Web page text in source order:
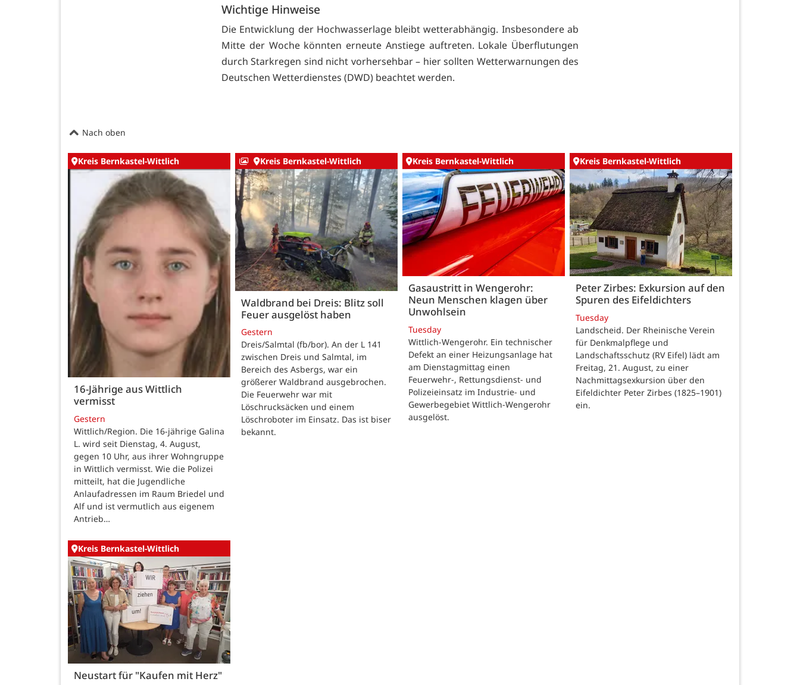
Wichtige Hinweise
Die Entwicklung der Hochwasserlage bleibt wetterabhängig. Insbesondere ab
Mitte der Woche könnten erneute Anstiege auftreten. Lokale Überflutungen
durch Starkregen sind nicht vorhersehbar – hier sollten Wetterwarnungen des
Deutschen Wetterdienstes (DWD) beachtet werden.
Nach oben
Kreis Bernkastel-Wittlich
16-Jährige aus Wittlich
vermisst
Gestern
Wittlich/Region. Die 16-jährige Galina
L. wird seit Dienstag, 4. August,
gegen 10 Uhr, aus ihrer Wohngruppe
in Wittlich vermisst. Wie die Polizei
mitteilt, hat die Jugendliche
Anlaufadressen im Raum Briedel und
Alf und ist vermutlich aus eigenem
Antrieb…
Kreis Bernkastel-Wittlich
Waldbrand bei Dreis: Blitz soll
Feuer ausgelöst haben
Gestern
Dreis/Salmtal (fb/bor). An der L 141
zwischen Dreis und Salmtal, im
Bereich des Asbergs, war ein
größerer Waldbrand ausgebrochen.
Die Feuerwehr war mit
Löschrucksäcken und einem
Löschroboter im Einsatz. Das ist biser
bekannt.
Kreis Bernkastel-Wittlich
Gasaustritt in Wengerohr:
Neun Menschen klagen über
Unwohlsein
Tuesday
Wittlich-Wengerohr. Ein technischer
Defekt an einer Heizungsanlage hat
am Dienstagmittag einen
Feuerwehr-, Rettungsdienst- und
Polizeieinsatz im Industrie- und
Gewerbegebiet Wittlich-Wengerohr
ausgelöst.
Kreis Bernkastel-Wittlich
Peter Zirbes: Exkursion auf den
Spuren des Eifeldichters
Tuesday
Landscheid. Der Rheinische Verein
für Denkmalpflege und
Landschaftsschutz (RV Eifel) lädt am
Freitag, 21. August, zu einer
Nachmittagsexkursion über den
Eifeldichter Peter Zirbes (1825–1901)
ein.
Kreis Bernkastel-Wittlich
Neustart für "Kaufen mit Herz"